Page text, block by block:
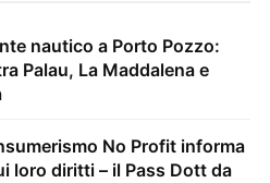
nautico a Porto Pozzo:
Palau, La Maddalena e
No Profit informa
loro diritti – il Pass Dott da